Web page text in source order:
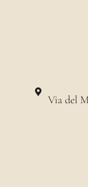
Via del